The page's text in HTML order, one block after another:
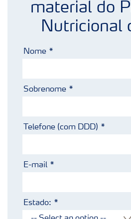
material do
Nutricional
Nome
Sobrenome
Telefone (com DDD)
E-mail
Estado: